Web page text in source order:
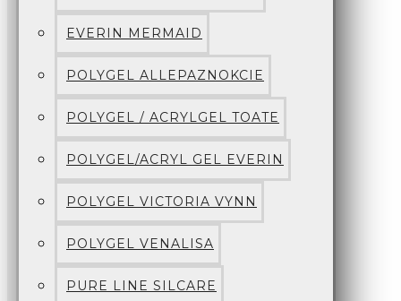
EVERIN MERMAID
POLYGEL ALLEPAZNOKCIE
POLYGEL / ACRYLGEL TOATE
POLYGEL/ACRYL GEL EVERIN
POLYGEL VICTORIA VYNN
POLYGEL VENALISA
PURE LINE SILCARE